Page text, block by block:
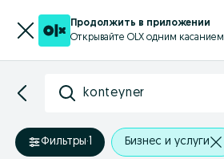
Продолжить в приложении
Открывайте OLX одним касанием
konteyner
Фильтры·1 Бизнес и услуги